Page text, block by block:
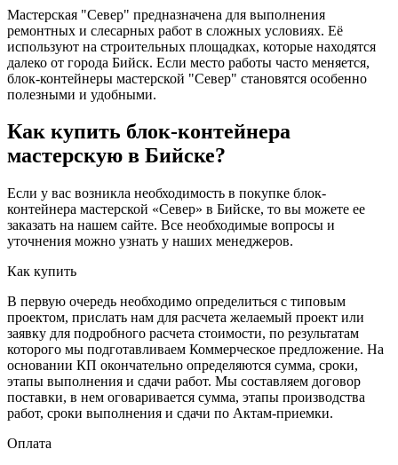
Мастерская "Север" предназначена для выполнения
ремонтных и слесарных работ в сложных условиях. Её
используют на строительных площадках, которые находятся
далеко от города Бийск. Если место работы часто меняется,
блок-контейнеры мастерской "Север" становятся особенно
полезными и удобными.
Как купить блок-контейнера
мастерскую в Бийске?
Если у вас возникла необходимость в покупке блок-
контейнера мастерской «Север» в Бийске, то вы можете ее
заказать на нашем сайте. Все необходимые вопросы и
уточнения можно узнать у наших менеджеров.
Как купить
В первую очередь необходимо определиться с типовым
проектом, прислать нам для расчета желаемый проект или
заявку для подробного расчета стоимости, по результатам
которого мы подготавливаем Коммерческое предложение. На
основании КП окончательно определяются сумма, сроки,
этапы выполнения и сдачи работ. Мы составляем договор
поставки, в нем оговаривается сумма, этапы производства
работ, сроки выполнения и сдачи по Актам-приемки.
Оплата